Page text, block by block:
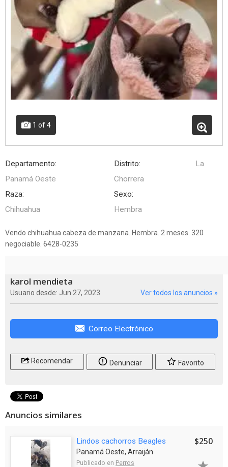
1 of 4
Departamento:
Panamá Oeste
Distrito:
La
Chorrera
Raza:
Chihuahua
Sexo:
Hembra
Vendo chihuahua cabeza de manzana. Hembra. 2 meses. 320
negociable. 6428-0235
karol mendieta
Usuario desde: Jun 27, 2023 Ver todos los anuncios »
Correo Electrónico
Recomendar Denunciar Favorito
Anuncios similares
Lindos cachorros Beagles
Panamá Oeste, Arraiján
Publicado en Perros
$250